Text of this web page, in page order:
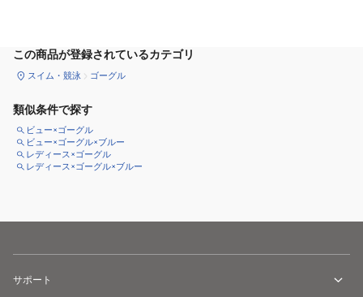
この商品が登録されているカテゴリ
スイム・競泳 ゴーグル
類似条件で探す
ビュー×ゴーグル
ビュー×ゴーグル×ブルー
レディース×ゴーグル
レディース×ゴーグル×ブルー
サポート